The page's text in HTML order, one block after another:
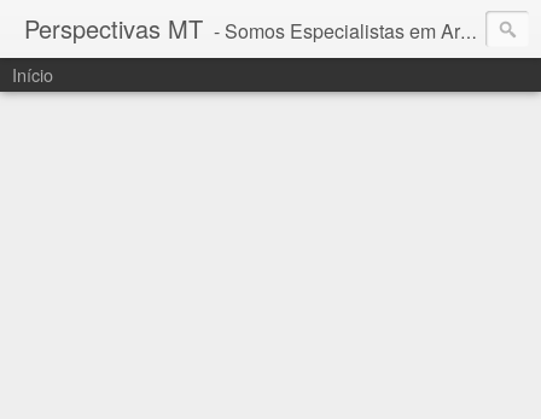
Perspectivas MT - Somos Especialistas em Araguaia - Mato Grosso
Início